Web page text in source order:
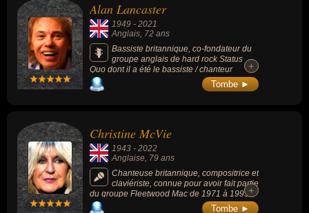
Alan Lancaster
1949 - 2021
Anglais, 72 ans
Bassiste britannique, co-fondateur du
groupe anglais de hard rock Status
Quo dont il a été le bassiste / chanteur
jusqu'en 1985 avant de quitter le groupe.
+
+
Tombe ►
Christine McVie
1943 - 2022
Anglaise , 79 ans
Chanteuse britannique, compositrice et
claviériste, connue pour avoir fait partie
du groupe Fleetwood Mac de 1971 à 1995
(puis depuis 2014) où elle avait participé à
+
+
Tombe ►